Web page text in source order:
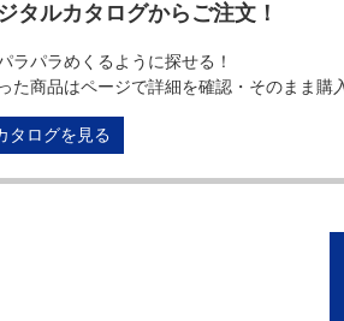
タルカタログからご注文！
ラパラめくるように探せる！
た商品はページで詳細を確認・そのまま購
タログを見る